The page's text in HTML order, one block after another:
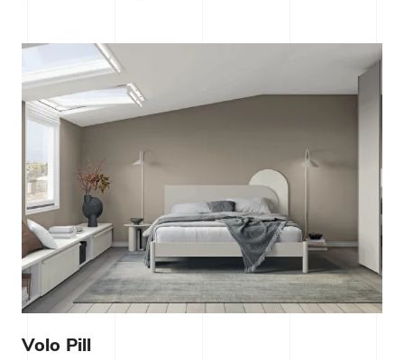
Volo Pill